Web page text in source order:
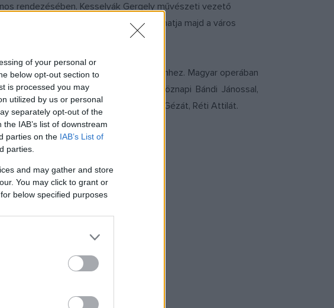
of your personal or
below opt-out section to
is processed you may
utilized by us or personal
separately opt-out of the
IAB’s list of downstream
parties on the IAB’s List of
parties.
and may gather and store
You may click to grant or
below specified purposes
rendezésében, Kesselyák Gergely művészeti vezető
záróakkordjaként kivetítőkön láthatja majd a város
a pár éve forgatott híres filmhez. Magyar operában
de a másik szereposztás sem hétköznapi Bándi Jánossal,
publikum a helyi kedvenceit is, Gábor Gézát, Réti Attilát.